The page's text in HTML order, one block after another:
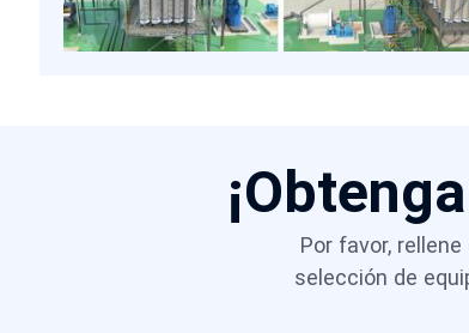
Por favor,
selección de